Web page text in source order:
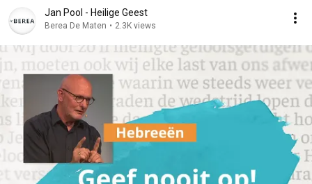
Jan Pool - Heilige Geest
Berea De Maten • 2.3K views